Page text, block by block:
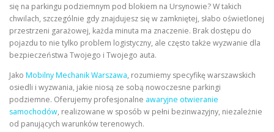
się na parkingu podziemnym pod blokiem na Ursynowie? W takich
chwilach, szczególnie gdy znajdujesz się w zamkniętej, słabo oświetlonej
przestrzeni garażowej, każda minuta ma znaczenie. Brak dostępu do
pojazdu to nie tylko problem logistyczny, ale często także wyzwanie dla
bezpieczeństwa Twojego i Twojego auta.
Jako Mobilny Mechanik Warszawa, rozumiemy specyfikę warszawskich
osiedli i wyzwania, jakie niosą ze sobą nowoczesne parkingi
podziemne. Oferujemy profesjonalne awaryjne otwieranie
samochodów, realizowane w sposób w pełni bezinwazyjny, niezależnie
od panujących warunków terenowych.